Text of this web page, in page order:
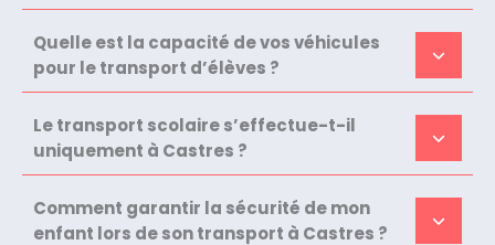
Quelle est la capacité de vos véhicules
pour le transport d’élèves ?
Le transport scolaire s’effectue-t-il
uniquement à Castres ?
Comment garantir la sécurité de mon
enfant lors de son transport à Castres ?